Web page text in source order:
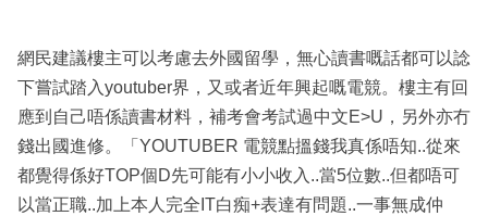
網民建議樓主可以考慮去外國留學，無心讀書嘅話都可以諗
下嘗試踏入youtuber界，又或者近年興起嘅電競。樓主有回
應到自己唔係讀書材料，補考會考試過中文E>U，另外亦冇
錢出國進修。「YOUTUBER 電競點搵錢我真係唔知..從來
都覺得係好TOP個D先可能有小小收入..當5位數..但都唔可
以當正職..加上本人完全IT白痴+表達有問題..一事無成仲